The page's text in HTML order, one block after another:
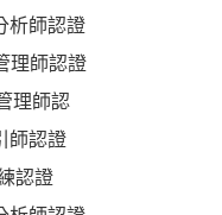
析師認證
理師認證
理師認
師認證
認證